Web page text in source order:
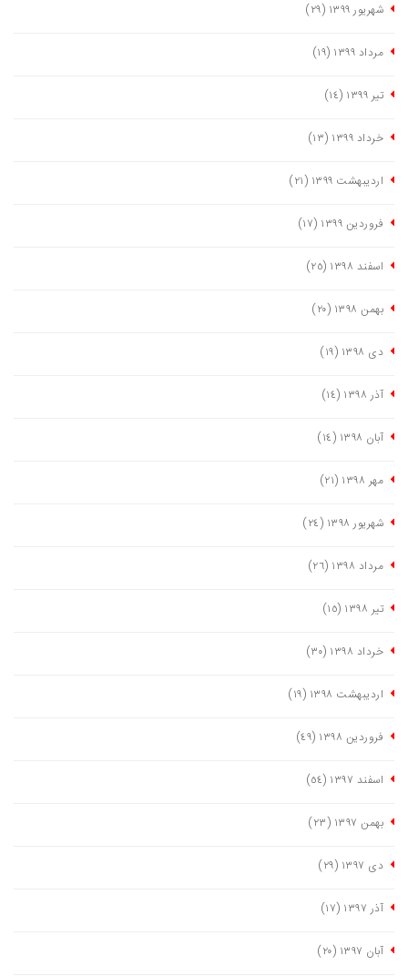
شهریور ١٣٩٩ (٢٩)
مرداد ١٣٩٩ (١٩)
تیر ١٣٩٩ (١٤)
خرداد ١٣٩٩ (١٣)
اردیبهشت ١٣٩٩ (٢١)
فروردین ١٣٩٩ (١٧)
اسفند ١٣٩٨ (٢٥)
بهمن ١٣٩٨ (٢٠)
دی ١٣٩٨ (١٩)
آذر ١٣٩٨ (١٤)
آبان ١٣٩٨ (١٤)
مهر ١٣٩٨ (٢١)
شهریور ١٣٩٨ (٢٤)
مرداد ١٣٩٨ (٢٦)
تیر ١٣٩٨ (١٥)
خرداد ١٣٩٨ (٣٠)
اردیبهشت ١٣٩٨ (١٩)
فروردین ١٣٩٨ (٤٩)
اسفند ١٣٩٧ (٥٤)
بهمن ١٣٩٧ (٢٣)
دی ١٣٩٧ (٢٩)
آذر ١٣٩٧ (١٧)
آبان ١٣٩٧ (٢٠)